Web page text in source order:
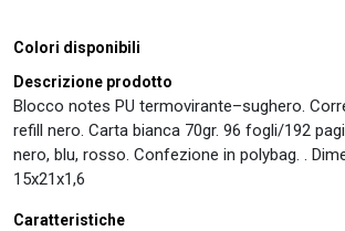
Descrizione prodotto
Blocco notes PU termovirante–sughero.
refill nero. Carta bianca 70gr. 96 fogli/192
nero, blu, rosso. Confezione in polybag. .
15x21x1,6
Caratteristiche
Colori disponibili